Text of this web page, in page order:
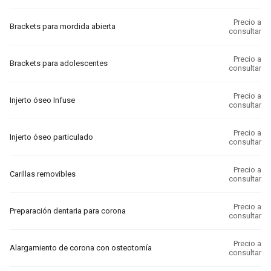
Brackets para mordida abierta
Precio a
consultar
Brackets para adolescentes
Precio a
consultar
Injerto óseo Infuse
Precio a
consultar
Injerto óseo particulado
Precio a
consultar
Carillas removibles
Precio a
consultar
Preparación dentaria para corona
Precio a
consultar
Alargamiento de corona con osteotomía
Precio a
consultar